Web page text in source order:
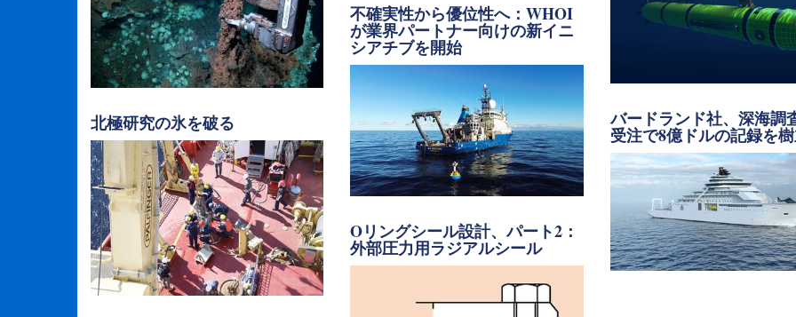
北極研究の氷を破る
不確実性から優位性へ：WHOI
が業界パートナー向けの新イニ
シアチブを開始
Oリングシール設計、パート2：
外部圧力用ラジアルシール
バードランド社、深海調
受注で8億ドルの記録を